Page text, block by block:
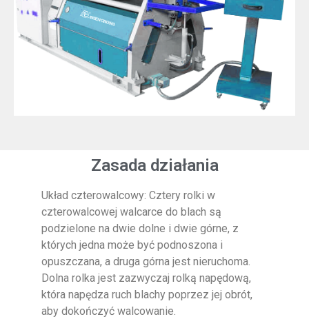
Zasada działania
Układ czterowalcowy: Cztery rolki w
czterowalcowej walcarce do blach są
podzielone na dwie dolne i dwie górne, z
których jedna może być podnoszona i
opuszczana, a druga górna jest nieruchoma.
Dolna rolka jest zazwyczaj rolką napędową,
która napędza ruch blachy poprzez jej obrót,
aby dokończyć walcowanie.